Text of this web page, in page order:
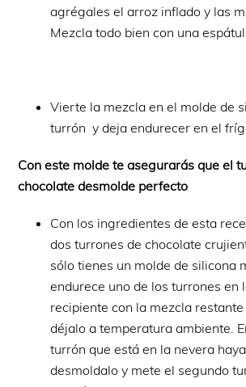
agrégales el arroz inflado y las
Mezcla todo bien con una
Vierte la mezcla en el molde de
turrón y deja endurecer en el
Con este molde te asegurarás que el
chocolate desmolde perfecto
Con los ingredientes de esta
dos turrones de chocolate
sólo tienes un molde de silicona
endurece uno de los turrones en
recipiente con la mezcla
déjalo a temperatura ambiente.
turrón que está en la nevera
desmoldalo y mete el segundo